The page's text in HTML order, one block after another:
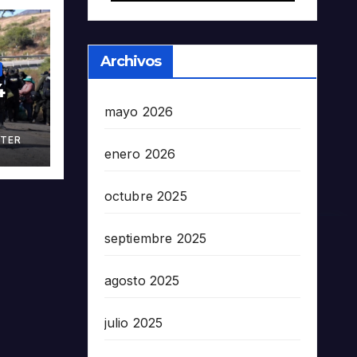
Archivos
mayo 2026
enero 2026
octubre 2025
septiembre 2025
agosto 2025
julio 2025